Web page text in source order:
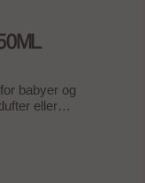
er fulle av